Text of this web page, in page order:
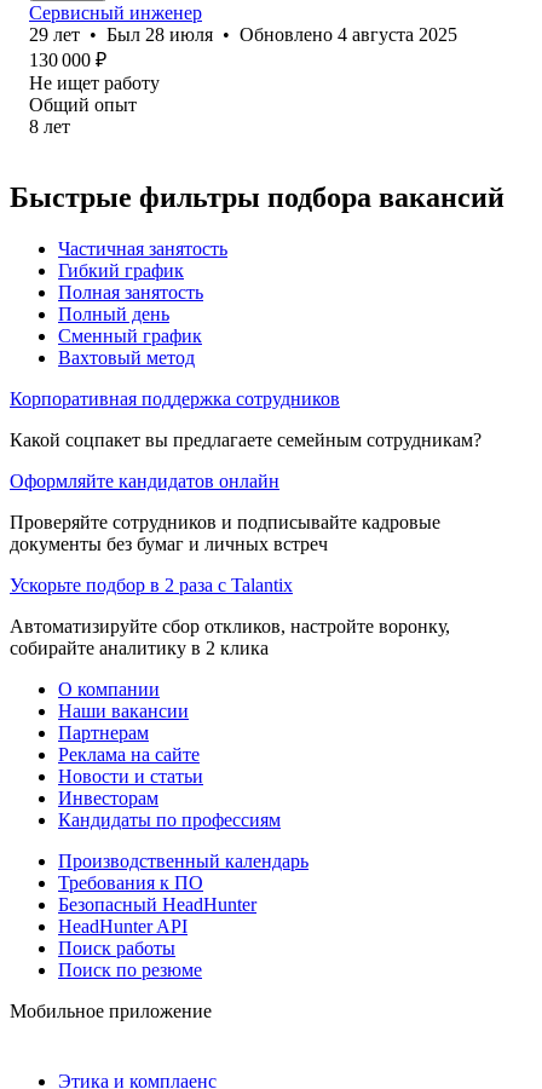
Сервисный инженер
29 лет • Был 28 июля • Обновлено 4 августа 2025
130 000 ₽
Не ищет работу
Общий опыт
8 лет
Быстрые фильтры подбора вакансий
Частичная занятость
Гибкий график
Полная занятость
Полный день
Сменный график
Вахтовый метод
Корпоративная поддержка сотрудников
Какой соцпакет вы предлагаете семейным сотрудникам?
Оформляйте кандидатов онлайн
Проверяйте сотрудников и подписывайте кадровые
документы без бумаг и личных встреч
Ускорьте подбор в 2 раза с Talantix
Автоматизируйте сбор откликов, настройте воронку,
собирайте аналитику в 2 клика
О компании
Наши вакансии
Партнерам
Реклама на сайте
Новости и статьи
Инвесторам
Кандидаты по профессиям
Производственный календарь
Требования к ПО
Безопасный HeadHunter
HeadHunter API
Поиск работы
Поиск по резюме
Мобильное приложение
Этика и комплаенс